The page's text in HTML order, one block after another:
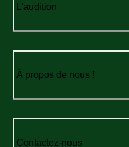
L'audition
À propos de nous !
Contactez-nous